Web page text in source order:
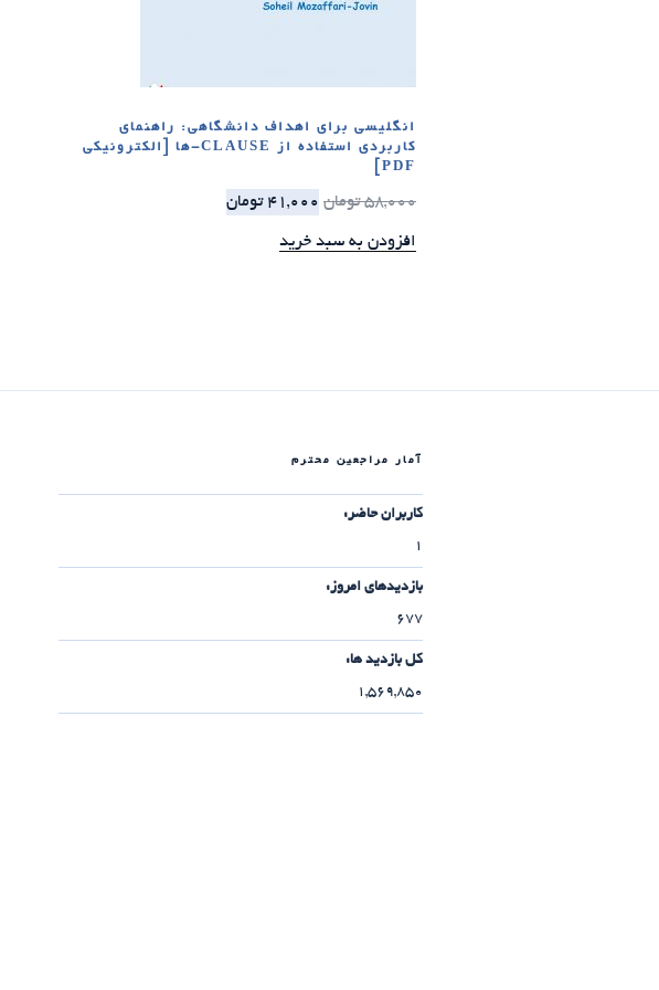
انگلیسی برای اهداف دانشگاهی: راهنمای
کاربردی استفاده از CLAUSE-ها [الکترونیکی
PDF]
58,000 تومان 41,000 تومان
افزودن به سبد خرید
آمار مراجعین محترم
کاربران حاضر:
1
بازدیدهای امروز:
677
کل بازدید ها:
1,569,850